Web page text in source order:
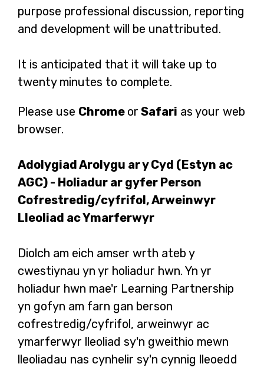
purpose professional discussion, reporting
and development will be unattributed.
It is anticipated that it will take up to
twenty minutes to complete.
Please use Chrome or Safari as your web
browser.
Adolygiad Arolygu ar y Cyd (Estyn ac
AGC) - Holiadur ar gyfer Person
Cofrestredig/cyfrifol, Arweinwyr
Lleoliad ac Ymarferwyr
Diolch am eich amser wrth ateb y
cwestiynau yn yr holiadur hwn. Yn yr
holiadur hwn mae'r Learning Partnership
yn gofyn am farn gan berson
cofrestredig/cyfrifol, arweinwyr ac
ymarferwyr lleoliad sy'n gweithio mewn
lleoliadau nas cynhelir sy'n cynnig lleoedd